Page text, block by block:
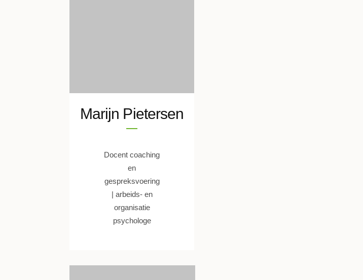
Marijn Pietersen
Docent coaching
en
gespreksvoering
| arbeids- en
organisatie
psychologe